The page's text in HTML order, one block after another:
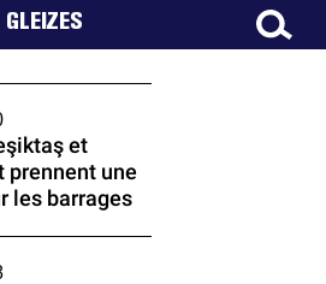
GLEIZES
et
prennent une
les barrages